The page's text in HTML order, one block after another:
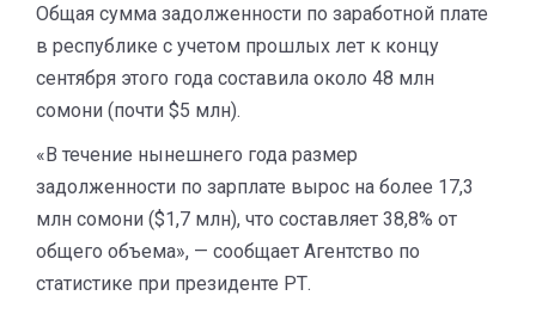
Общая сумма задолженности по заработной плате
в республике с учетом прошлых лет к концу
сентября этого года составила около 48 млн
сомони (почти $5 млн).
«В течение нынешнего года размер
задолженности по зарплате вырос на более 17,3
млн сомони ($1,7 млн), что составляет 38,8% от
общего объема», — сообщает Агентство по
статистике при президенте РТ.